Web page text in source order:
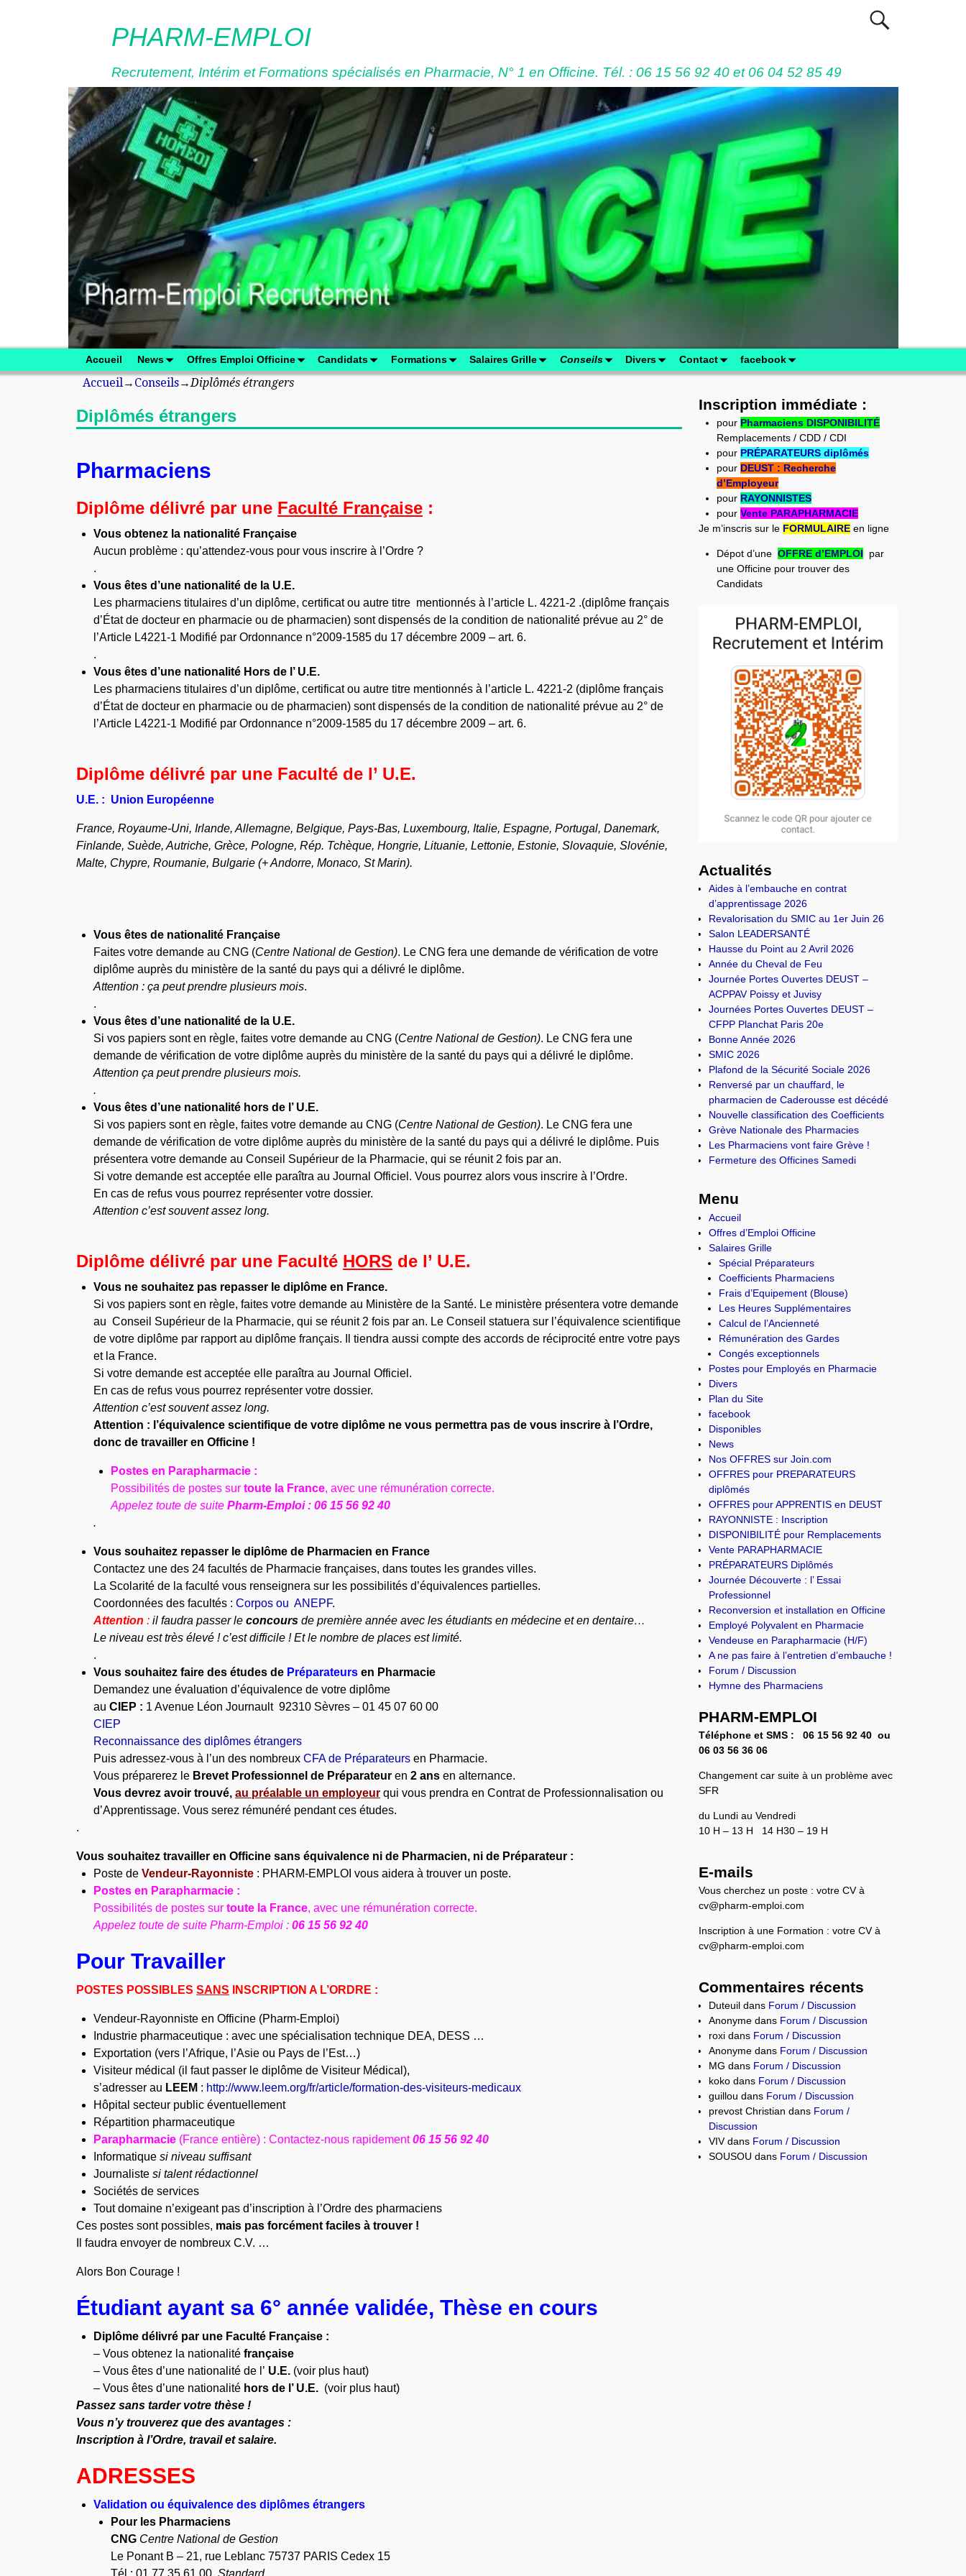
PHARM-EMPLOI
Recrutement, Intérim et Formations spécialisés en Pharmacie, N° 1 en Officine. Tél. : 06 15 56 92 40 et 06 04 52 85 49
Accueil News Offres Emploi Officine Candidats Formations Salaires Grille Conseils Divers Contact facebook
Accueil → Conseils→ Diplômés étrangers
Diplômés étrangers
Pharmaciens
Diplôme délivré par une Faculté Française :
Vous obtenez la nationalité Française
Aucun problème : qu’attendez-vous pour vous inscrire à l’Ordre ?
.
Vous êtes d’une nationalité de la U.E.
Les pharmaciens titulaires d’un diplôme, certificat ou autre titre mentionnés à l’article L. 4221-2 .(diplôme français
d’État de docteur en pharmacie ou de pharmacien) sont dispensés de la condition de nationalité prévue au 2° de
l’Article L4221-1 Modifié par Ordonnance n°2009-1585 du 17 décembre 2009 – art. 6.
.
Vous êtes d’une nationalité Hors de l’ U.E.
Les pharmaciens titulaires d’un diplôme, certificat ou autre titre mentionnés à l’article L. 4221-2 (diplôme français
d’État de docteur en pharmacie ou de pharmacien) sont dispensés de la condition de nationalité prévue au 2° de
l’Article L4221-1 Modifié par Ordonnance n°2009-1585 du 17 décembre 2009 – art. 6.
Diplôme délivré par une Faculté de l’ U.E.
U.E. : Union Européenne
France, Royaume-Uni, Irlande, Allemagne, Belgique, Pays-Bas, Luxembourg, Italie, Espagne, Portugal, Danemark,
Finlande, Suède, Autriche, Grèce, Pologne, Rép. Tchèque, Hongrie, Lituanie, Lettonie, Estonie, Slovaquie, Slovénie,
Malte, Chypre, Roumanie, Bulgarie (+ Andorre, Monaco, St Marin).
Vous êtes de nationalité Française
Faites votre demande au CNG (Centre National de Gestion). Le CNG fera une demande de vérification de votre
diplôme auprès du ministère de la santé du pays qui a délivré le diplôme.
Attention : ça peut prendre plusieurs mois.
.
Vous êtes d’une nationalité de la U.E.
Si vos papiers sont en règle, faites votre demande au CNG (Centre National de Gestion). Le CNG fera une
demande de vérification de votre diplôme auprès du ministère de la santé du pays qui a délivré le diplôme.
Attention ça peut prendre plusieurs mois.
.
Vous êtes d’une nationalité hors de l’ U.E.
Si vos papiers sont en règle, faites votre demande au CNG (Centre National de Gestion). Le CNG fera une
demande de vérification de votre diplôme auprès du ministère de la santé du pays qui a délivré le diplôme. Puis
présentera votre demande au Conseil Supérieur de la Pharmacie, qui se réunit 2 fois par an.
Si votre demande est acceptée elle paraîtra au Journal Officiel. Vous pourrez alors vous inscrire à l’Ordre.
En cas de refus vous pourrez représenter votre dossier.
Attention c’est souvent assez long.
Diplôme délivré par une Faculté HORS de l’ U.E.
Vous ne souhaitez pas repasser le diplôme en France.
Si vos papiers sont en règle, faites votre demande au Ministère de la Santé. Le ministère présentera votre demande
au Conseil Supérieur de la Pharmacie, qui se réunit 2 fois par an. Le Conseil statuera sur l’équivalence scientifique
de votre diplôme par rapport au diplôme français. Il tiendra aussi compte des accords de réciprocité entre votre pays
et la France.
Si votre demande est acceptée elle paraîtra au Journal Officiel.
En cas de refus vous pourrez représenter votre dossier.
Attention c’est souvent assez long.
Attention : l’équivalence scientifique de votre diplôme ne vous permettra pas de vous inscrire à l’Ordre,
donc de travailler en Officine !
Postes en Parapharmacie :
Possibilités de postes surtoute la France, avec une rémunération correcte.
Appelez toute de suitePharm-Emploi : 06 15 56 92 40
.
Vous souhaitez repasser le diplôme de Pharmacien en France
Contactez une des 24 facultés de Pharmacie françaises, dans toutes les grandes villes.
La Scolarité de la faculté vous renseignera sur les possibilités d’équivalences partielles.
Coordonnées des facultés :Corpos ou ANEPF.
Attention : il faudra passer leconcours de première année avec les étudiants en médecine et en dentaire…
Le niveau est très élevé ! c’est difficile ! Et le nombre de places est limité.
.
Vous souhaitez faire des études de Préparateurs en Pharmacie
Demandez une évaluation d’équivalence de votre diplôme
auCIEP : 1 Avenue Léon Journault 92310 Sèvres – 01 45 07 60 00
CIEP
Reconnaissance des diplômes étrangers
Puis adressez-vous à l’un des nombreuxCFA de Préparateurs en Pharmacie.
Vous préparerez le Brevet Professionnel de Préparateur en2 ans en alternance.
Vous devrez avoir trouvé,au préalable unemployeur qui vous prendra en Contrat de Professionnalisation ou
d’Apprentissage.Vous serez rémunéré pendant ces études.
.
Vous souhaitez travailler en Officine sans équivalence ni de Pharmacien, ni de Préparateur :
Poste deVendeur-Rayonniste : PHARM-EMPLOI vous aidera à trouver un poste.
Postes en Parapharmacie :
Possibilités de postes surtoute la France, avec une rémunération correcte.
Appelez toute de suite Pharm-Emploi :06 15 56 92 40
Pour Travailler
POSTES POSSIBLESSANS INSCRIPTION A L’ORDRE :
Vendeur-Rayonniste en Officine (Pharm-Emploi)
Industrie pharmaceutique : avec une spécialisation technique DEA, DESS …
Exportation (vers l’Afrique, l’Asie ou Pays de l’Est…)
Visiteur médical (il faut passer le diplôme de Visiteur Médical),
s’adresser au LEEM : http://www.leem.org/fr/article/formation-des-visiteurs-medicaux
Hôpital secteur public éventuellement
Répartition pharmaceutique
Parapharmacie (France entière) : Contactez-nous rapidement06 15 56 92 40
Informatiquesi niveau suffisant
Journalistesi talent rédactionnel
Sociétés de services
Tout domaine n’exigeant pas d’inscription à l’Ordre des pharmaciens
Ces postes sont possibles, mais pas forcément faciles à trouver !
Il faudra envoyer de nombreux C.V. …
Alors Bon Courage !
Étudiant ayant sa 6° année validée, Thèse en cours
Diplôme délivré par une Faculté Française :
– Vous obtenez la nationalitéfrançaise
– Vous êtes d’une nationalité de l’ U.E. (voir plus haut)
– Vous êtes d’une nationalité hors de l’ U.E. (voir plus haut)
Passez sans tarder votre thèse !
Vous n’y trouverez que des avantages :
Inscription à l’Ordre,travailet salaire.
ADRESSES
Validation ou équivalence des diplômes étrangers
Pour les Pharmaciens
CNG Centre National de Gestion
Le Ponant B – 21, rue Leblanc 75737 PARIS Cedex 15
Tél : 01 77 35 61 00Standard
Inscription immédiate :
pour Pharmaciens DISPONIBILITÉ
Remplacements / CDD / CDI
pour PRÉPARATEURS diplômés
pour DEUST : Recherche
d’Employeur
pour RAYONNISTES
pour Vente PARAPHARMACIE
Je m’inscris sur le FORMULAIRE en ligne
Dépot d’une OFFRE d’EMPLOI par
une Officine pour trouver des
Candidats
Actualités
Aides à l’embauche en contrat
d’apprentissage 2026
Revalorisation du SMIC au 1er Juin 26
Salon LEADERSANTÉ
Hausse du Point au 2 Avril 2026
Année du Cheval de Feu
Journée Portes Ouvertes DEUST –
ACPPAV Poissy et Juvisy
Journées Portes Ouvertes DEUST –
CFPP Planchat Paris 20e
Bonne Année 2026
SMIC 2026
Plafond de la Sécurité Sociale 2026
Renversé par un chauffard, le
pharmacien de Caderousse est décédé
Nouvelle classification des Coefficients
Grève Nationale des Pharmacies
Les Pharmaciens vont faire Grève !
Fermeture des Officines Samedi
Menu
Accueil
Offres d’Emploi Officine
Salaires Grille
Spécial Préparateurs
Coefficients Pharmaciens
Frais d’Equipement (Blouse)
Les Heures Supplémentaires
Calcul de l’Ancienneté
Rémunération des Gardes
Congés exceptionnels
Postes pour Employés en Pharmacie
Divers
Plan du Site
facebook
Disponibles
News
Nos OFFRES sur Join.com
OFFRES pour PREPARATEURS
diplômés
OFFRES pour APPRENTIS en DEUST
RAYONNISTE : Inscription
DISPONIBILITÉ pour Remplacements
Vente PARAPHARMACIE
PRÉPARATEURS Diplômés
Journée Découverte : l’ Essai
Professionnel
Reconversion et installation en Officine
Employé Polyvalent en Pharmacie
Vendeuse en Parapharmacie (H/F)
A ne pas faire à l’entretien d’embauche !
Forum / Discussion
Hymne des Pharmaciens
PHARM-EMPLOI
Téléphone et SMS :06 15 56 92 40 ou
06 03 56 36 06
Changement car suite à un problème avec
SFR
du Lundi au Vendredi
10 H – 13 H 14 H30 – 19 H
E-mails
Vous cherchez un poste : votre CV à
cv@pharm-emploi.com
Inscription à une Formation : votre CV à
cv@pharm-emploi.com
Commentaires récents
Duteuil dans Forum / Discussion
Anonyme dans Forum / Discussion
roxi dans Forum / Discussion
Anonyme dans Forum / Discussion
MG dans Forum / Discussion
koko dans Forum / Discussion
guillou dans Forum / Discussion
prevost Christian dans Forum /
Discussion
VIVdans Forum / Discussion
SOUSOU dans Forum / Discussion